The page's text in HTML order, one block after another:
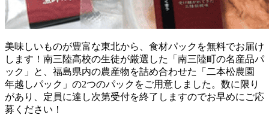
美味しいものが豊富な東北から、食材パックを無料でお届け
します！南三陸高校の生徒が厳選した「南三陸町の名産品パ
ック」と、福島県内の農産物を詰め合わせた「二本松農園
年越しパック」の2つのパックをご用意しました。数に限り
があり、定員に達し次第受付を終了しますのでお早めにご応
募ください！